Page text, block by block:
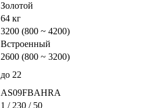
Золотой
64 кг
3200 (800 ~ 4200)
Встроенный
2600 (800 ~ 3200)
до 22
AS09FBAHRA
1 / 230 / 50